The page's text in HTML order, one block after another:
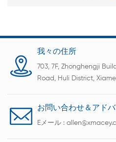
我々の住所
703, 7F, Zhonghengji
Road, Huli District,
お問い合わせ＆アド
Eメール :